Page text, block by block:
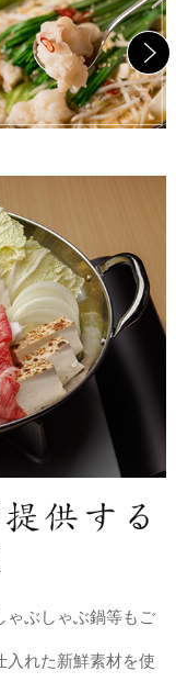
モツの旨味と醤油の
うほど、あっさ
ゃぶしゃぶ鍋等もご
入れた新鮮素材を使